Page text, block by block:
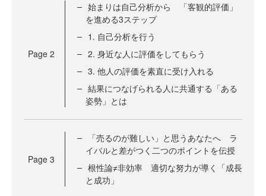
Page 2
始まりは自己分析から 「客観的評価」
を進める3ステップ
1. 自己分析を行う
2. 身近な人に評価をしてもらう
3. 他人の評価を素直に受け入れる
結果につなげられる人に共通する「ある
姿勢」とは
Page 3
「売るのが難しい」と思うあなたへ ラ
イバルと差がつく二つのポイントを伝授
根性論≠非効率 適切な努力が導く「成長
と成功」